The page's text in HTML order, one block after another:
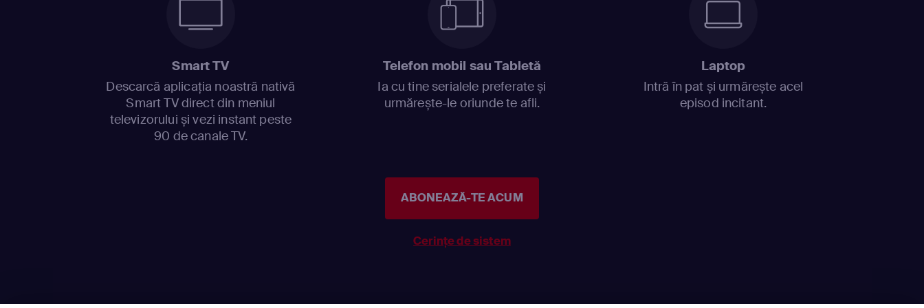
Smart TV
Descarcă aplicația noastră nativă
Smart TV direct din meniul
televizorului și vezi instant peste
90 de canale TV.
Telefon mobil sau Tabletă
Ia cu tine serialele preferate și
urmărește-le oriunde te afli.
Laptop
Intră în pat și urmărește acel
episod incitant.
ABONEAZĂ-TE ACUM
Cerințe de sistem